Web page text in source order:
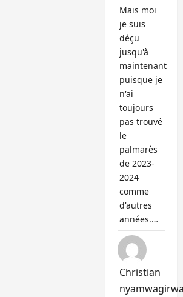
Mais moi
je suis
déçu
jusqu'à
maintenant
puisque je
n'ai
toujours
pas trouvé
le
palmarès
de 2023-
2024
comme
d'autres
années.…
Christian